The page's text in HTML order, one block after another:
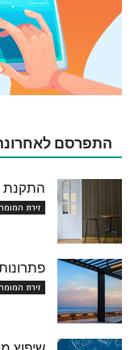
התפרסם
התקנת
זירת
זירת